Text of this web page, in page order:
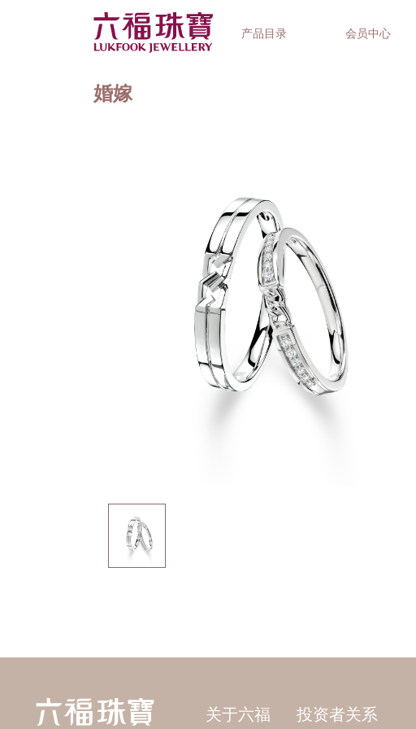
产品目录 会员中心
婚嫁
关于六福 投资者关系